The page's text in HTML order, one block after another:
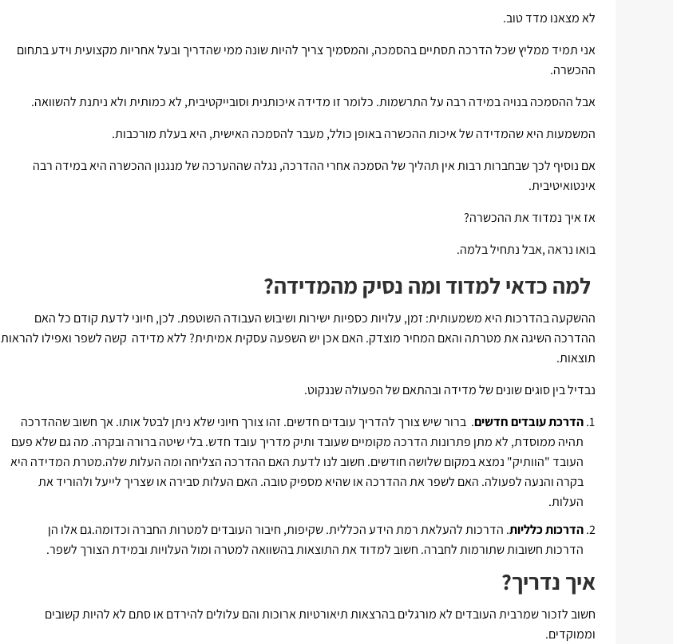
לא מצאנו מדד טוב.
אני תמיד ממליץ שכל הדרכה תסתיים בהסמכה, והמסמיך צריך להיות שונה ממי שהדריך ובעל אחריות מקצועית וידע בתחום
ההכשרה.
אבל ההסמכה בנויה במידה רבה על התרשמות. כלומר זו מדידה איכותנית וסובייקטיבית, לא כמותית ולא ניתנת להשוואה.
המשמעות היא שהמדידה של איכות ההכשרה באופן כולל, מעבר להסמכה האישית, היא בעלת מורכבות.
אם נוסיף לכך שבחברות רבות אין תהליך של הסמכה אחרי ההדרכה, נגלה שההערכה של מנגנון ההכשרה היא במידה רבה
אינטואיטיבית.
אז איך נמדוד את ההכשרה?
בואו נראה ,אבל נתחיל בלמה.
למה כדאי למדוד ומה נסיק מהמדידה?
ההשקעה בהדרכות היא משמעותית: זמן, עלויות כספיות ישירות ושיבוש העבודה השוטפת. לכן, חיוני לדעת קודם כל האם
ההדרכה השיגה את מטרתה והאם המחיר מוצדק. האם אכן יש השפעה עסקית אמיתית? ללא מדידה קשה לשפר ואפילו להראות
תוצאות.
נבדיל בין סוגים שונים של מדידה ובהתאם של הפעולה שננקוט.
הדרכת עובדים חדשים. ברור שיש צורך להדריך עובדים חדשים. זהו צורך חיוני שלא ניתן לבטל אותו. אך חשוב שההדרכה
תהיה ממוסדת, לא מתן פתרונות הדרכה מקומיים שעובד ותיק מדריך עובד חדש. בלי שיטה ברורה ובקרה. מה גם שלא פעם
העובד "הוותיק" נמצא במקום שלושה חודשים. חשוב לנו לדעת האם ההדרכה הצליחה ומה העלות שלה.מטרת המדידה היא
בקרה והנעה לפעולה. האם לשפר את ההדרכה או שהיא מספיק טובה. האם העלות סבירה או שצריך לייעל ולהוריד את
העלות.
הדרכות כלליות. הדרכות להעלאת רמת הידע הכללית. שקיפות, חיבור העובדים למטרות החברה וכדומה.גם אלו הן
הדרכות חשובות שתורמות לחברה. חשוב למדוד את התוצאות בהשוואה למטרה ומול העלויות ובמידת הצורך לשפר.
איך נדריך?
חשוב לזכור שמרבית העובדים לא מורגלים בהרצאות תיאורטיות ארוכות והם עלולים להירדם או סתם לא להיות קשובים
וממוקדים.